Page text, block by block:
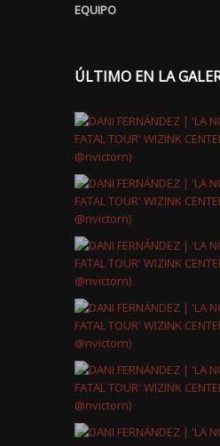
EQUIPO
ÚLTIMO EN LA